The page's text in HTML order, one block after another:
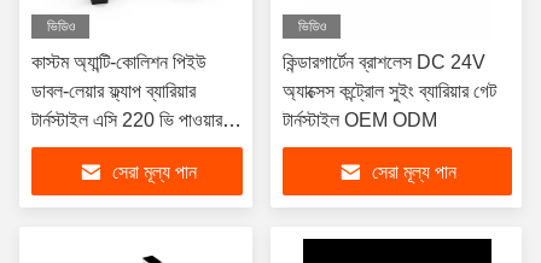
ভিডিও
কাস্টম অ্যান্টি-কোলিশন পিইউ
ডাবল-লেয়ার ফ্ল্যাপ ব্যারিয়ার
টার্নস্টাইল এসি 220 ভি পাওয়ার
সাপ্লাই এবং 45 জন / মিনিট পাসিং
সেরা মূল্য পান
ভিডিও
কিন্ডারগার্টেন ব্রাশলেস DC 24V
অ্যাক্সেস কন্ট্রোল সুইং ব্যারিয়ার গেট
টার্নস্টাইল OEM ODM
সেরা মূল্য পান